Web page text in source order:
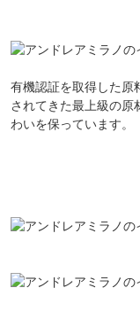
有機認証を取得した原
されてきた最上級の原
わいを保っています。